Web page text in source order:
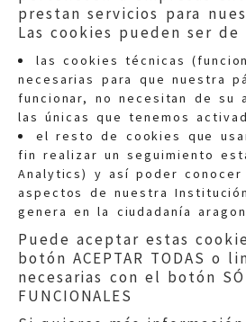
prestan servicios para
Las cookies pueden ser
las cookies técnicas
necesarias para que nuestra
funcionar, no necesitan de su
las únicas que tenemos
el resto de cookies que
fin realizar un seguimiento
Analytics) y así poder
aspectos de nuestra
genera en la ciudadanía
Puede aceptar estas
botón ACEPTAR TODAS o
necesarias con el botón
FUNCIONALES
Quejas:
Información
Teléfonos:900 210